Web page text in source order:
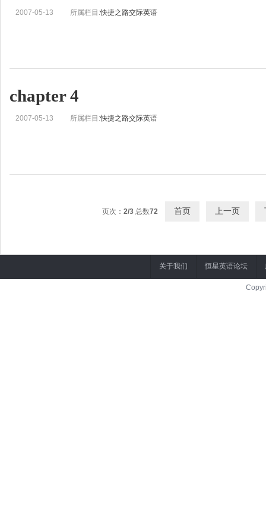
2007-05-13 所属栏目:快捷之路交际英语
chapter 4
2007-05-13 所属栏目:快捷之路交际英语
页次： 2/3 总数72 首页 上一页
关于我们 恒星英语论坛